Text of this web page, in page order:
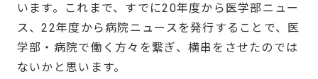
います。これまで、すでに20年度から医学部ニュー
ス、22年度から病院ニュースを発行することで、医
学部・病院で働く方々を繋ぎ、横串をさせたのでは
ないかと思います。